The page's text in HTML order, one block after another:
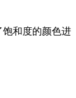
和度的颜色进